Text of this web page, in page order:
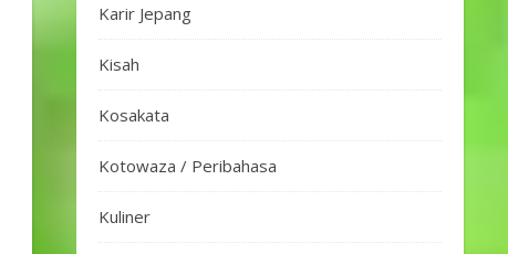
Karir Jepang
Kisah
Kosakata
Kotowaza / Peribahasa
Kuliner